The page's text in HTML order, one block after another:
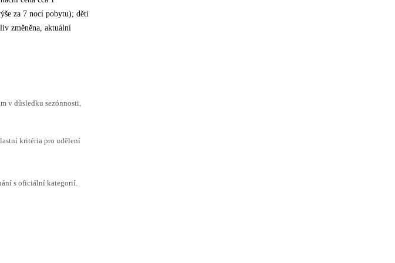
za 7 nocí pobytu); děti
změněna, aktuální
v důsledku sezónnosti,
kritéria pro udělení
s oficiální kategorií.